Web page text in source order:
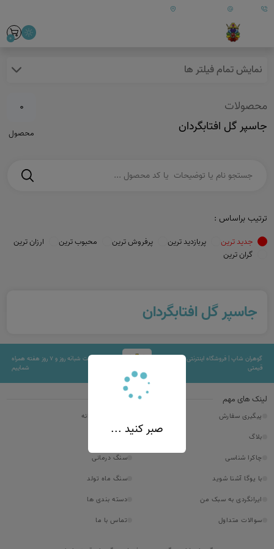
09179890157
0
نمایش تمام فیلتر ها
محصولات
جاسپر گل افتابگردان
0
محصول
ترتیب براساس :
جدید ترین پربازدید ترین پرفروش ترین محبوب ترین
ارزان ترین
گران ترین
جاسپر گل افتابگردان
گوهران شاپ | فروشگاه اینترنتی سنگهای
قیمتی
۲۴ ساعت شبانه روز و ۷ روز هفته همراه
شماییم
لینک های مهم
پیگیری سفارش
نقره جات مردانه
بلاگ
چاکرا شناسی
سنگ درمانی
با یوگا آشنا شوید
سنگ ماه تولد
ایرانگردی به سبک من
دسته بندی ها
سوالات متداول
تماس با ما
صبر کنید ...